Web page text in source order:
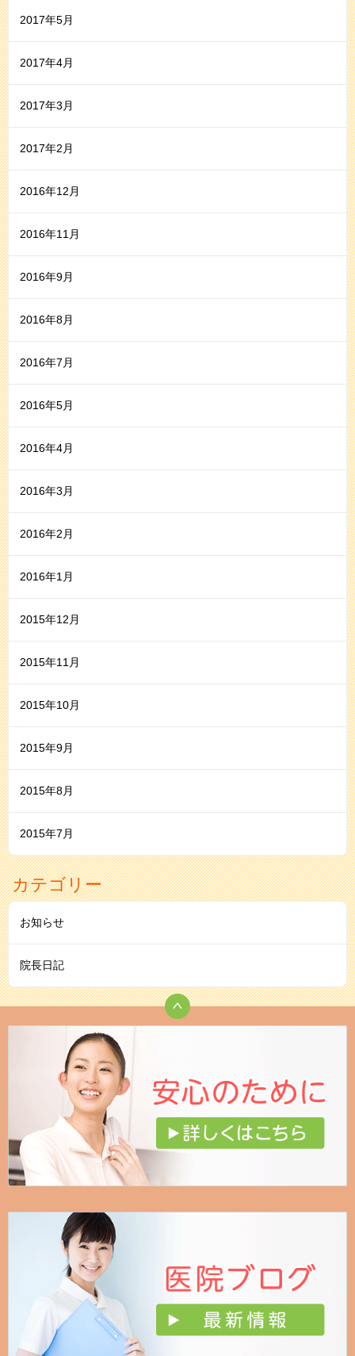
2017年5月
2017年4月
2017年3月
2017年2月
2016年12月
2016年11月
2016年9月
2016年8月
2016年7月
2016年5月
2016年4月
2016年3月
2016年2月
2016年1月
2015年12月
2015年11月
2015年10月
2015年9月
2015年8月
2015年7月
カテゴリー
お知らせ
院長日記